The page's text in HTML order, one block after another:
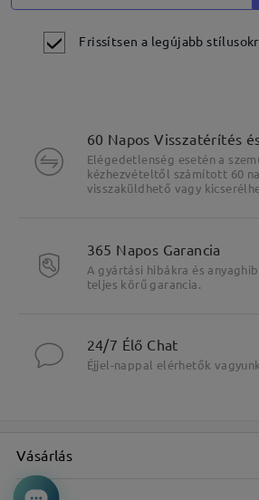
Frissítsen a legújabb
60 Napos Visszatérítés
Elégedetlenség esetén a
kézhezvételtől számított 60
visszaküldhető vagy
365 Napos Garancia
A gyártási hibákra és
teljes körű garancia.
24/7 Élő Chat
Éjjel-nappal elérhetők
Vásárlás